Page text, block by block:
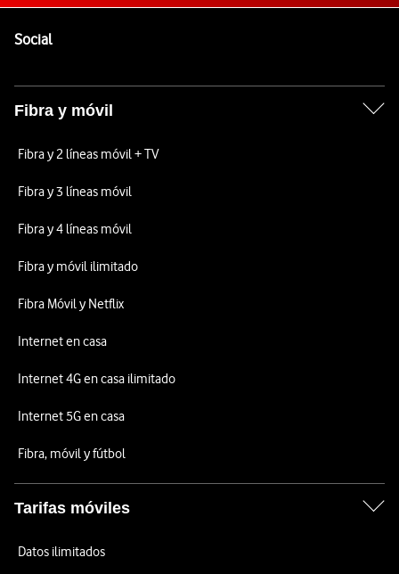
SocialEnlaces a las redes sociales de Vodafone
Fibra y móvil
Fibra y 2 líneas móvil + TV
Fibra y 3 líneas móvil
Fibra y 4 líneas móvil
Fibra y móvil ilimitado
Fibra Móvil y Netflix
Internet en casa
Internet 4G en casa ilimitado
Internet 5G en casa
Fibra, móvil y fútbol
Tarifas móviles
Datos ilimitados